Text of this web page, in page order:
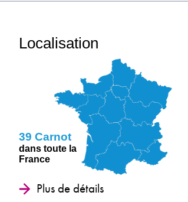
Localisation
39 Carnot
dans toute la
France
Plus de détails